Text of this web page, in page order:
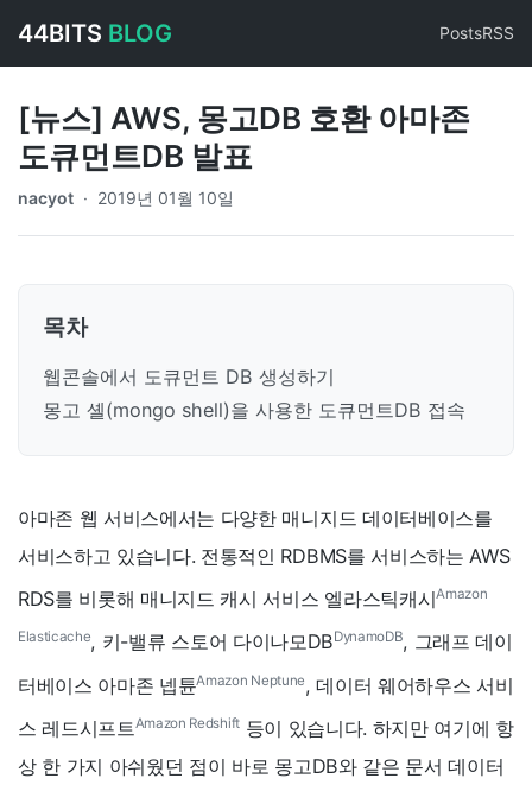
44BITS BLOG PostsRSS
[뉴스] AWS, 몽고DB 호환 아마존
도큐먼트DB 발표
nacyot · 2019년 01월 10일
목차
웹콘솔에서 도큐먼트 DB 생성하기
몽고 셸(mongo shell)을 사용한 도큐먼트DB 접속
아마존 웹 서비스에서는 다양한 매니지드 데이터베이스를
서비스하고 있습니다. 전통적인 RDBMS를 서비스하는 AWS
RDS를 비롯해 매니지드 캐시 서비스 엘라스틱캐시Amazon
Elasticache, 키-밸류 스토어 다이나모DBDynamoDB, 그래프 데이
터베이스 아마존 넵튠Amazon Neptune, 데이터 웨어하우스 서비
스 레드시프트Amazon Redshift등이 있습니다. 하지만 여기에 항
상 한 가지 아쉬웠던 점이 바로 몽고DB와 같은 문서 데이터